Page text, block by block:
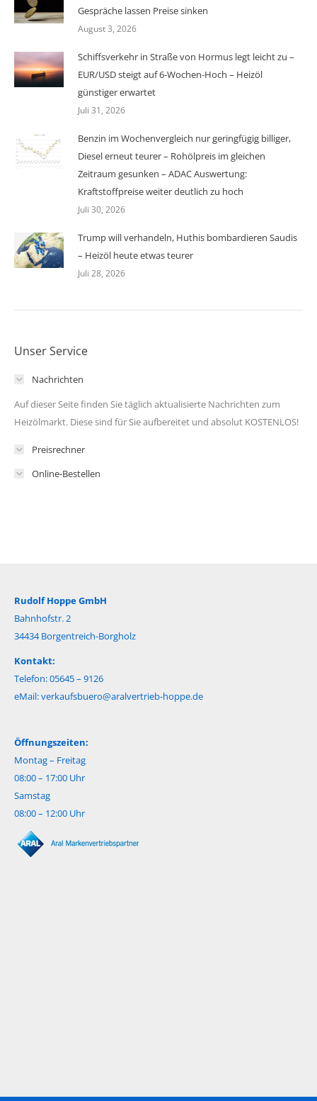
Gespräche lassen Preise sinken
August 3, 2026
Schiffsverkehr in Straße von Hormus legt leicht zu –
EUR/USD steigt auf 6-Wochen-Hoch – Heizöl
günstiger erwartet
Juli 31, 2026
Benzin im Wochenvergleich nur geringfügig billiger,
Diesel erneut teurer – Rohölpreis im gleichen
Zeitraum gesunken – ADAC Auswertung:
Kraftstoffpreise weiter deutlich zu hoch
Juli 30, 2026
Trump will verhandeln, Huthis bombardieren Saudis
– Heizöl heute etwas teurer
Juli 28, 2026
Unser Service
Nachrichten
Auf dieser Seite finden Sie täglich aktualisierte Nachrichten zum
Heizölmarkt. Diese sind für Sie aufbereitet und absolut KOSTENLOS!
Preisrechner
Online-Bestellen
Rudolf Hoppe GmbH
Bahnhofstr. 2
34434 Borgentreich-Borgholz
Kontakt:
Telefon: 05645 – 9126
eMail:verkaufsbuero@aralvertrieb-hoppe.de
Öffnungszeiten:
Montag – Freitag
08:00 – 17:00 Uhr
Samstag
08:00 – 12:00 Uhr